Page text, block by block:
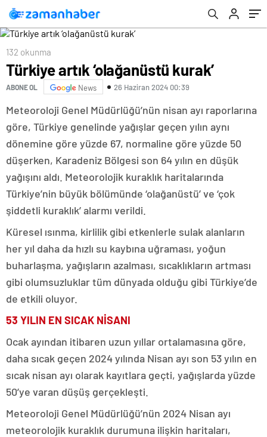
132 okunma
Türkiye artık ‘olağanüstü kurak’
ABONE OL News 26 Haziran 2024 00:39
Meteoroloji Genel Müdürlüğü’nün nisan ayı raporlarına
göre, Türkiye genelinde yağışlar geçen yılın aynı
dönemine göre yüzde 67, normaline göre yüzde 50
düşerken, Karadeniz Bölgesi son 64 yılın en düşük
yağışını aldı. Meteorolojik kuraklık haritalarında
Türkiye’nin büyük bölümünde ‘olağanüstü’ ve ‘çok
şiddetli kuraklık’ alarmı verildi.
Küresel ısınma, kirlilik gibi etkenlerle sulak alanların
her yıl daha da hızlı su kaybına uğraması, yoğun
buharlaşma, yağışların azalması, sıcaklıkların artması
gibi olumsuzluklar tüm dünyada olduğu gibi Türkiye’de
de etkili oluyor.
53 YILIN EN SICAK NİSANI
Ocak ayından itibaren uzun yıllar ortalamasına göre,
daha sıcak geçen 2024 yılında Nisan ayı son 53 yılın en
sıcak nisan ayı olarak kayıtlara geçti, yağışlarda yüzde
50’ye varan düşüş gerçekleşti.
Meteoroloji Genel Müdürlüğü’nün 2024 Nisan ayı
meteorolojik kuraklık durumuna ilişkin haritaları,